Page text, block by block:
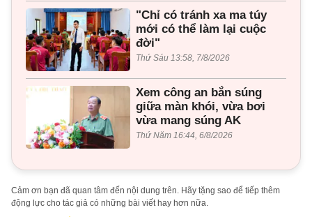
"Chỉ có tránh xa ma túy
mới có thể làm lại cuộc
đời"
Thứ Sáu 13:58, 7/8/2026
Xem công an bắn súng
giữa màn khói, vừa bơi
vừa mang súng AK
Thứ Năm 16:44, 6/8/2026
Cảm ơn bạn đã quan tâm đến nội dung trên. Hãy tặng sao để tiếp thêm
động lực cho tác giả có những bài viết hay hơn nữa.